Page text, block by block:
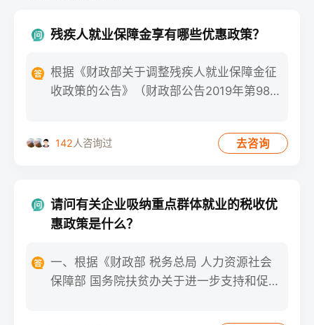
残疾人就业保障金享有哪些优惠政策？
根据《财政部关于调整残疾人就业保障金征
收政策的公告》（财政部公告2019年第98
142人咨询过 去咨询
请问有关企业吸纳重点群体就业的税收优
惠政策是什么？
一、根据《财政部 税务总局 人力资源社会
保障部 国务院扶贫办关于进一步支持和促进